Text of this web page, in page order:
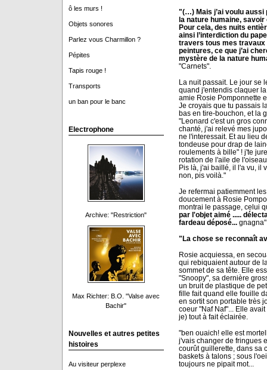
ô les murs !
Objets sonores
Parlez vous Charmillon ?
Pépites
Tapis rouge !
Transports
un ban pour le banc
Electrophone
Archive: "Restriction"
Max Richter: B.O. "Valse avec
Bachir"
Nouvelles et autres petites
histoires
Au visiteur perplexe
"(…) Mais j’ai voulu
la nature humaine, savoir
Pour cela, des nuits
ainsi l’interdiction du
travers tous mes
peintures, ce que j’ai
mystère de la nature
"Carnets".
La nuit passait. Le jour se
quand j'entendis claquer
amie Rosie Pomponnette
Je croyais que tu passais
bas en tire-bouchon, et la
"Leonard c'est un gros
chanté, j'ai relevé mes
ne l'interessait. Et au lieu
tondeuse pour drap de
roulements à bille" ! j'te
rotation de l'aile de
Pis là, j'ai baillé, il l'a vu, il
non, pis voilà."
Je refermai patiemment
doucement à Rosie
montrai le passage, celui
par l'objet aimé .....
fardeau déposé...
"La chose se reconnaît
Rosie acquiessa, en
qui rebiquaient autour de
sommet de sa tête. Elle
"Snoopy", sa dernière
un bruit de plastique de
fille fait quand elle fouille
en sortit son portable très
coeur "Naf Naf"... Elle
je) tout à fait éclairée.
"ben ouaich! elle est
j'vais changer de fringues
courût guillerette, dans sa
baskets à talons ; sous
toujours ne pipait mot...